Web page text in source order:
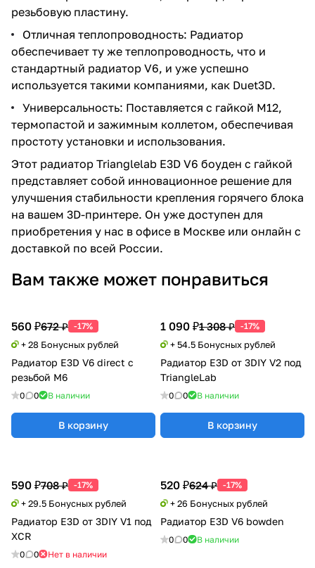
резьбовую пластину.
Отличная теплопроводность: Радиатор
обеспечивает ту же теплопроводность, что и
стандартный радиатор V6, и уже успешно
используется такими компаниями, как Duet3D.
Универсальность: Поставляется с гайкой M12,
термопастой и зажимным коллетом, обеспечивая
простоту установки и использования.
Этот радиатор Trianglelab E3D V6 боуден с гайкой
представляет собой инновационное решение для
улучшения стабильности крепления горячего блока
на вашем 3D-принтере. Он уже доступен для
приобретения у нас в офисе в Москве или онлайн с
доставкой по всей России.
Вам также может понравиться
560 ₽672 ₽ -17%
+ 28 Бонусных рублей
Радиатор E3D V6 direct с
резьбой М6
0 0 В наличии
В корзину
1 090 ₽1 308 ₽ -17%
+ 54.5 Бонусных рублей
Радиатор E3D от 3DIY V2 под
TriangleLab
0 0 В наличии
В корзину
520 ₽624 ₽ -17%
+ 26 Бонусных рублей
Радиатор E3D V6 bowden
0 0 В наличии
590 ₽708 ₽ -17%
+ 29.5 Бонусных рублей
Радиатор E3D от 3DIY V1 под
XCR
0 0 Нет в наличии